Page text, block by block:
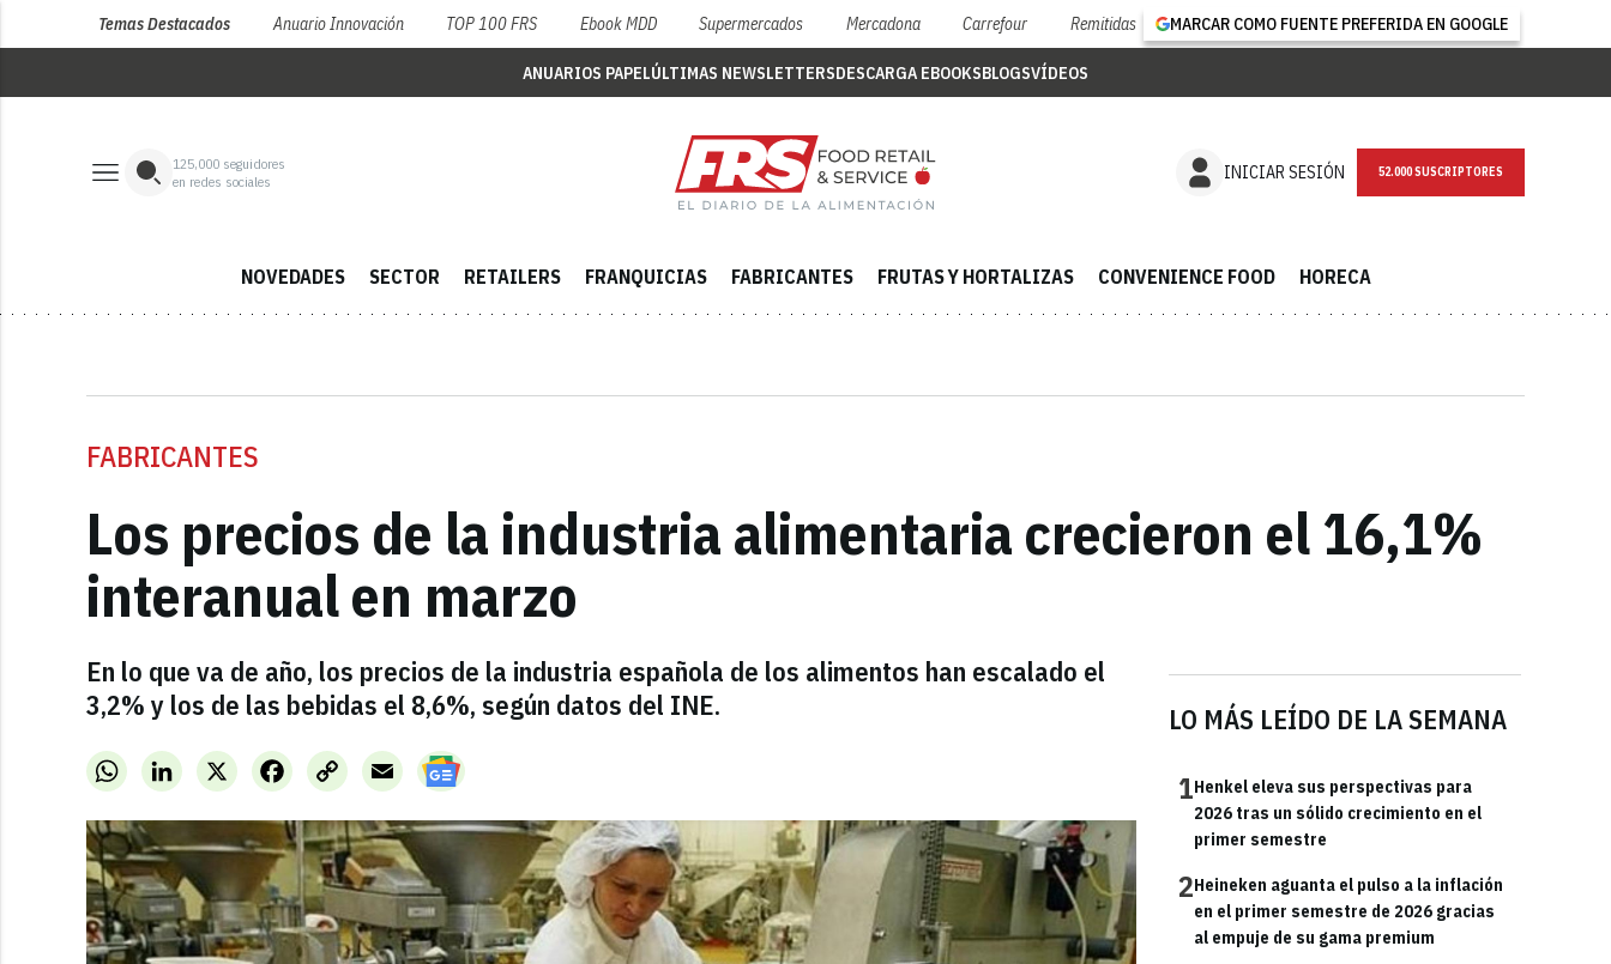
Temas Destacados Anuario Innovación TOP 100 FRS Ebook MDD Supermercados Mercadona Carrefour Remitidas MARCAR COMO FUENTE PREFERIDA EN GOOGLE
ANUARIOS PAPELÚLTIMAS NEWSLETTERSDESCARGA EBOOKSBLOGSVÍDEOS
125,000 seguidores
en redes sociales
INICIAR SESIÓN NEWSLETTER
NOVEDADES SECTOR RETAILERS FRANQUICIAS FABRICANTES FRUTAS Y HORTALIZAS CONVENIENCE FOOD HORECA
FABRICANTES
Los precios de la industria alimentaria crecieron el 16,1%
interanual en marzo
En lo que va de año, los precios de la industria española de los alimentos han escalado el
3,2% y los de las bebidas el 8,6%, según datos del INE.
WhatsAppLinkedInX FacebookCopy
Link
Email
LO MÁS LEÍDO DE LA SEMANA
1Henkel eleva sus perspectivas para
2026 tras un sólido crecimiento en el
primer semestre
2Heineken aguanta el pulso a la inflación
en el primer semestre de 2026 gracias
al empuje de su gama premium